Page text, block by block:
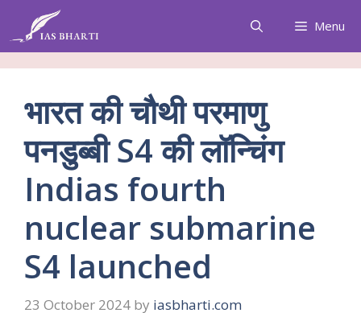
content
Menu
भारत की चौथी परमाणु
पनडुब्बी S4 की लॉन्चिंग
Indias fourth
nuclear submarine
S4 launched
23 October 2024 by iasbharti.com